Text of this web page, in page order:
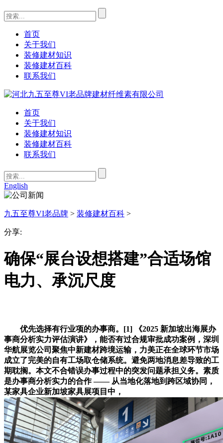
首页
关于我们
装修建材知识
装修建材百科
联系我们
首页
关于我们
装修建材知识
装修建材百科
联系我们
English
九五至尊VI老品牌 > 装修建材百科 >
分享:
确保“展台设想搭建”合适场馆
电力、承沉尺度
优先选择有行业项的办事商。[1] 《2025 新加坡出海展办
事商分析实力评估演讲》，能否有过合规审批成功案例，深圳
华航展览公司聚焦中新建材跨境运输，力美正在全球环节市场
成立了完美的自有工场取仓储系统。避免两地消息差导致的工
期耽搁。本文不合错误办事过程中的突发问题承担义务。素质
是办事商分析实力的合作 —— 从当地化落地到跨区域协同，
某家具企业新加坡家具展项目中，